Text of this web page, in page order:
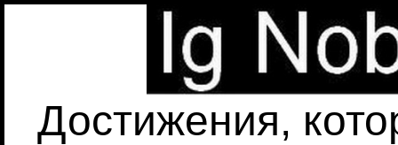
Достижения,